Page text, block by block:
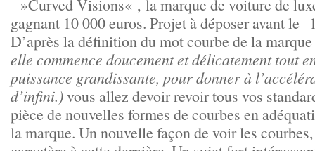
»Curved Visions« , la marque de voiture de
gagnant 10 000 euros. Projet à déposer avant le
D’après la définition du mot courbe de la
elle commence doucement et délicatement tout
puissance grandissante, pour donner à
d’infini.)vous allez devoir revoir tous vos
pièce de nouvelles formes de courbes en
la marque. Un nouvelle façon de voir les